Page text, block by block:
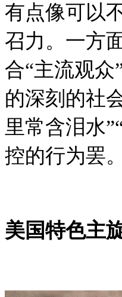
有点像可以
召力。一方
合“主流观
的深刻的社
里常含泪水
控的行为罢。
美国特色主